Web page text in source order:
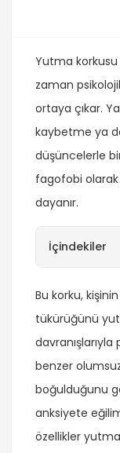
Yutma
zaman
ortaya çıkar.
kaybetme ya
düşüncelerle
fagofobi olarak
dayanır.
İçindekiler
Bu korku,
tükürüğünü
benzer
boğulduğunu
anksiyete
özellikler